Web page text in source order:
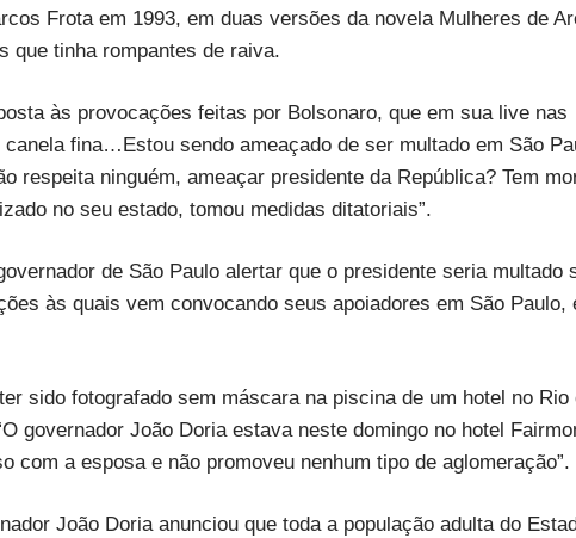
Frota em 1993, em duas versões da novela Mulheres de
que tinha rompantes de raiva.
às provocações feitas por Bolsonaro, que em sua live nas
fina…Estou sendo ameaçado de ser multado em São
respeita ninguém, ameaçar presidente da República? Tem
no seu estado, tomou medidas ditatoriais”.
de São Paulo alertar que o presidente seria multado
às quais vem convocando seus apoiadores em São Paulo,
sido fotografado sem máscara na piscina de um hotel no Rio
governador João Doria estava neste domingo no hotel
com a esposa e não promoveu nenhum tipo de aglomeração”.
João Doria anunciou que toda a população adulta do